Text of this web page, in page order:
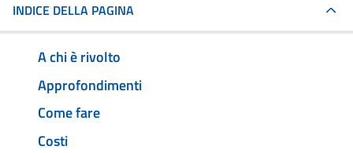
INDICE DELLA PAGINA
A chi è rivolto
Approfondimenti
Come fare
Costi